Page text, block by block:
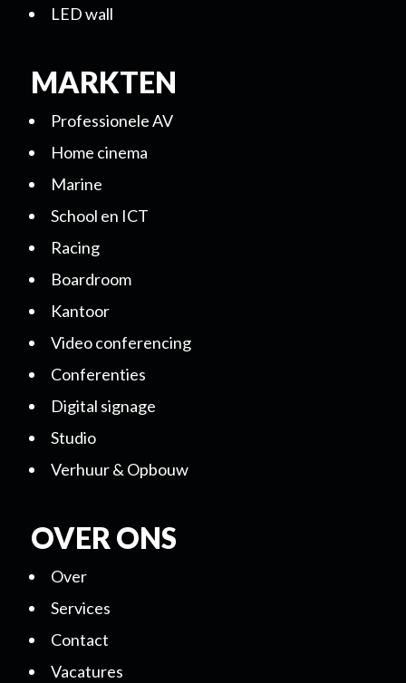
LED wall
MARKTEN
Professionele AV
Home cinema
Marine
School en ICT
Racing
Boardroom
Kantoor
Video conferencing
Conferenties
Digital signage
Studio
Verhuur & Opbouw
OVER ONS
Over
Services
Contact
Vacatures